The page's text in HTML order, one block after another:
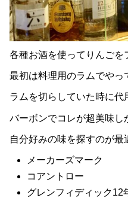
各種お酒を使ってりんごを
最初は料理用のラムでやっ
ラムを切らしていた時に代
バーボンでコレが超美味し
自分好みの味を探すのが最
メーカーズマーク
コアントロー
グレンフィディック12